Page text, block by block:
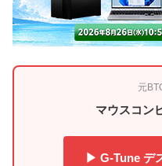
元
マウスコン
▶ G-Tune デ